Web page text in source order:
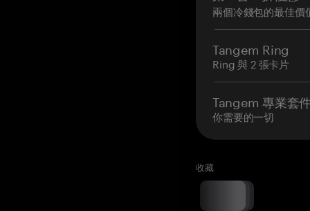
兩個冷錢包的最佳價
Tangem Ring
Ring 與 2 張卡片
Tangem 專業套
你需要的一切
收藏